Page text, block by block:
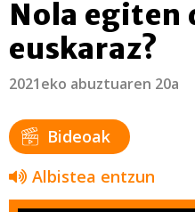
Nola egiten
euskaraz?
2021eko abuztuaren 20a
Bideoak
Albistea entzun